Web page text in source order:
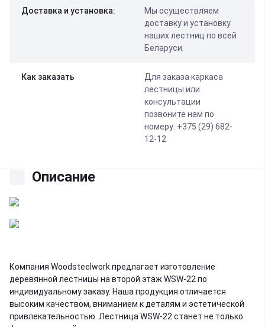
Доставка и установка:
Мы осуществляем
доставку и установку
наших лестниц по всей
Беларуси.
Как заказать
Для заказа каркаса
лестницы или
консультации
позвоните нам по
номеру: +375 (29) 682-
12-12
Описание
Компания Woodsteelwork предлагает изготовление
деревянной лестницы на второй этаж WSW-22 по
индивидуальному заказу. Наша продукция отличается
высоким качеством, вниманием к деталям и эстетической
привлекательностью. Лестница WSW-22 станет не только